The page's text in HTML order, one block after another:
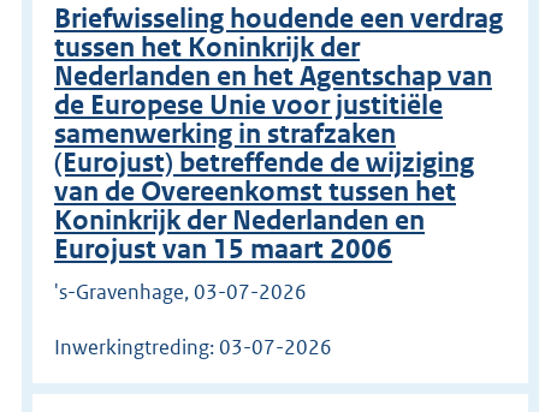
Briefwisseling houdende een verdrag
tussen het Koninkrijk der
Nederlanden en het Agentschap van
de Europese Unie voor justitiële
samenwerking in strafzaken
(Eurojust) betreffende de wijziging
van de Overeenkomst tussen het
Koninkrijk der Nederlanden en
Eurojust van 15 maart 2006
's-Gravenhage, 03-07-2026
Inwerkingtreding: 03-07-2026